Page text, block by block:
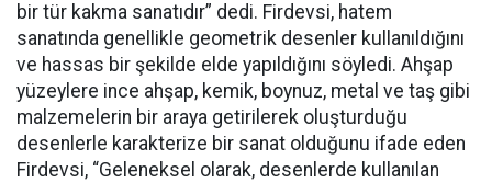
bir tür kakma sanatıdır” dedi. Firdevsi, hatem
sanatında genellikle geometrik desenler kullanıldığını
ve hassas bir şekilde elde yapıldığını söyledi. Ahşap
yüzeylere ince ahşap, kemik, boynuz, metal ve taş gibi
malzemelerin bir araya getirilerek oluşturduğu
desenlerle karakterize bir sanat olduğunu ifade eden
Firdevsi, “Geleneksel olarak, desenlerde kullanılan